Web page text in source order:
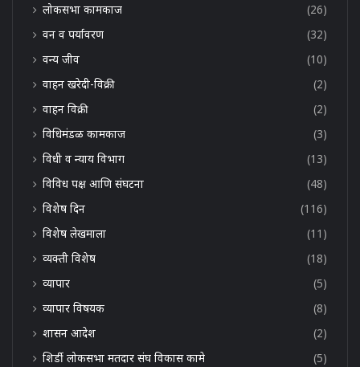
लोकसभा कामकाज
(26)
वन व पर्यावरण
(32)
वन्य जीव
(10)
वाहन खरेदी-विक्री
(2)
वाहन विक्री
(2)
विधिमंडळ कामकाज
(3)
विधी व न्याय विभाग
(13)
विविध पक्ष आणि संघटना
(48)
विशेष दिन
(116)
विशेष लेखमाला
(11)
व्यक्ती विशेष
(18)
व्यापार
(5)
व्यापार विषयक
(8)
शासन आदेश
(2)
शिर्डी लोकसभा मतदार संघ विकास कामे
(5)